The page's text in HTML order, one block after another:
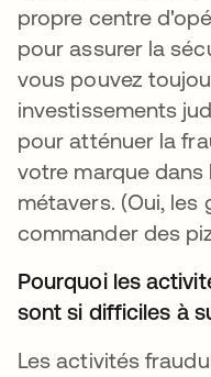
propre centre
pour assurer la
vous pouvez
investissements
pour atténuer la
votre marque dans
métavers. (Oui,
commander des
Pourquoi les
sont si difficiles à
Les activités